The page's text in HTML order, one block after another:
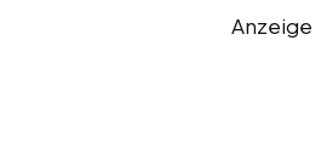
Anzeige